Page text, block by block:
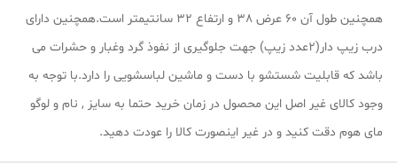
همچنین طول آن 60 عرض 38 و ارتفاع 32 سانتیمتر است.همچنین دارای
درب زیپ دار(2عدد زیپ) جهت جلوگیری از نفوذ گرد وغبار و حشرات می
باشد که قابلیت شستشو با دست و ماشین لباسشویی را دارد.با توجه به
وجود کالای غیر اصل این محصول در زمان خرید حتما به سایز , نام و لوگو
مای هوم دقت کنید و در غیر اینصورت کالا را عودت دهید.